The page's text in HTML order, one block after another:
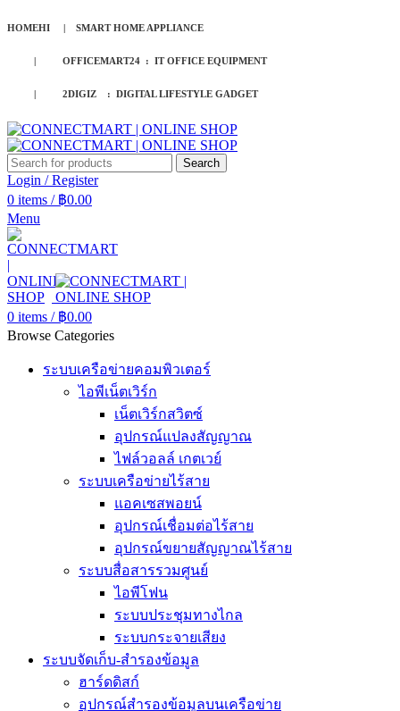
HOMEHI | SMART HOME APPLIANCE
| OFFICEMART24 : IT OFFICE EQUIPMENT
| 2DIGIZ : DIGITAL LIFESTYLE GADGET
Search
Login / Register
0 items / ฿0.00
Menu
0 items / ฿0.00
Browse Categories
ระบบเครือข่ายคอมพิวเตอร์
ไอพีเน็ตเวิร์ก
เน็ตเวิร์กสวิตซ์
อุปกรณ์แปลงสัญญาณ
ไฟล์วอลล์ เกตเวย์
ระบบเครือข่ายไร้สาย
แอคเซสพอยน์
อุปกรณ์เชื่อมต่อไร้สาย
อุปกรณ์ขยายสัญญาณไร้สาย
ระบบสื่อสารรวมศูนย์
ไอพีโฟน
ระบบประชุมทางไกล
ระบบกระจายเสียง
ระบบจัดเก็บ-สำรองข้อมูล
ฮาร์ดดิสก์
อุปกรณ์สำรองข้อมูลบนเครือข่าย